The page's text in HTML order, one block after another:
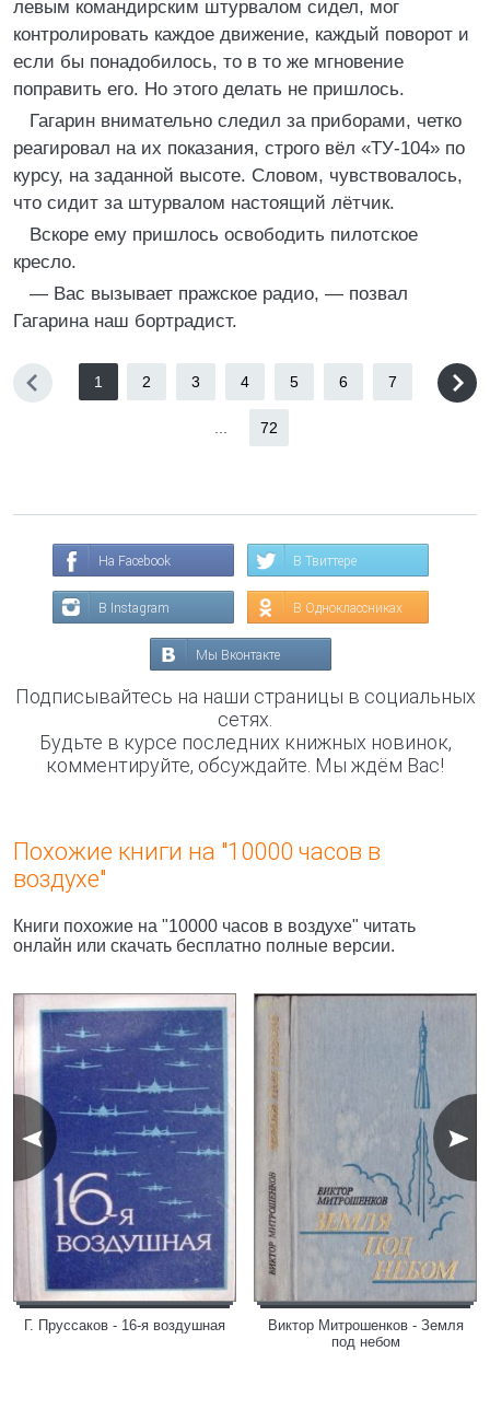
левым командирским штурвалом сидел, мог
контролировать каждое движение, каждый поворот и
если бы понадобилось, то в то же мгновение
поправить его. Но этого делать не пришлось.
Гагарин внимательно следил за приборами, четко
реагировал на их показания, строго вёл «ТУ-104» по
курсу, на заданной высоте. Словом, чувствовалось,
что сидит за штурвалом настоящий лётчик.
Вскоре ему пришлось освободить пилотское
кресло.
— Вас вызывает пражское радио, — позвал
Гагарина наш бортрадист.
1 2 3 4 5 6 7
72
На Facebook В Твиттере
В Instagram В Одноклассниках
Мы Вконтакте
Подписывайтесь на наши страницы в социальных
сетях.
Будьте в курсе последних книжных новинок,
комментируйте, обсуждайте. Мы ждём Вас!
Похожие книги на "10000 часов в
воздухе"
Книги похожие на "10000 часов в воздухе" читать
онлайн или скачать бесплатно полные версии.
Г. Пруссаков - 16-я воздушная
Виктор Митрошенков - Земля
под небом